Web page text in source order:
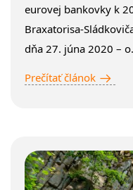
eurovej bankovky k
Braxatorisa-
dňa 27. júna 2020 –
Prečítať článok